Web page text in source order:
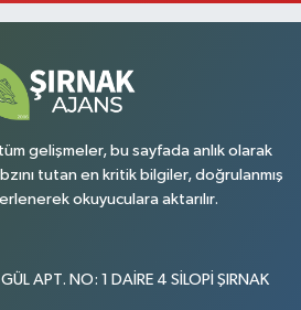
gelişmeler, bu sayfada anlık olarak
tutan en kritik bilgiler, doğrulanmış
okuyuculara aktarılır.
APT. NO: 1 DAİRE 4 SİLOPİ ŞIRNAK